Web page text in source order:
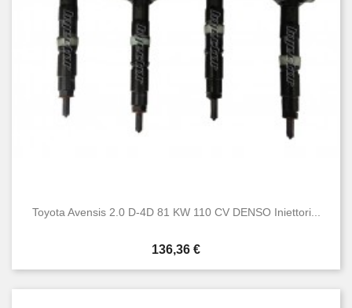
Toyota Avensis 2.0 D-4D 81 KW 110 CV DENSO Iniettori...
Prezzo
136,36 €